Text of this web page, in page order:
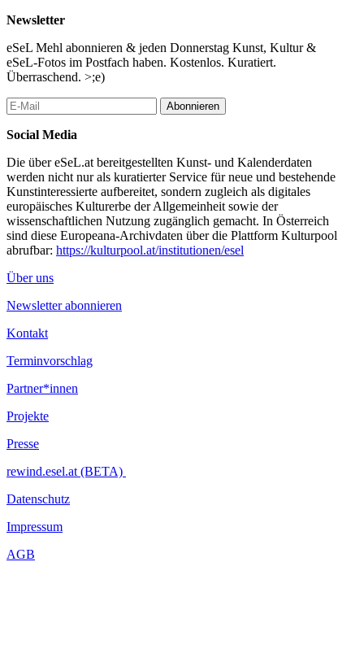
Newsletter
eSeL Mehl abonnieren & jeden Donnerstag Kunst, Kultur &
eSeL-Fotos im Postfach haben. Kostenlos. Kuratiert.
Überraschend. >;e)
Abonnieren
Social Media
Die über eSeL.at bereitgestellten Kunst- und Kalenderdaten
werden nicht nur als kuratierter Service für neue und bestehende
Kunstinteressierte aufbereitet, sondern zugleich als digitales
europäisches Kulturerbe der Allgemeinheit sowie der
wissenschaftlichen Nutzung zugänglich gemacht. In Österreich
sind diese Europeana-Archivdaten über die Plattform Kulturpool
abrufbar: https://kulturpool.at/institutionen/esel
Über uns
Newsletter abonnieren
Kontakt
Terminvorschlag
Partner*innen
Projekte
Presse
rewind.esel.at (BETA)
Datenschutz
Impressum
AGB